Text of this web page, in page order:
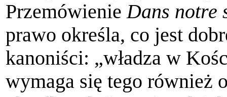
PrzemówienieDans notre
prawo określa, co jest
kanoniści: „władza w
wymaga się tego również